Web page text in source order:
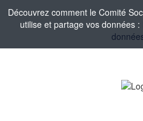
Découvrez comment le Comité
utilise et partage vos données :